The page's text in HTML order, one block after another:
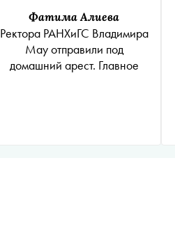
Фатима Алиева
Ректора РАНХиГС Владимира
Мау отправили под
домашний арест. Главное